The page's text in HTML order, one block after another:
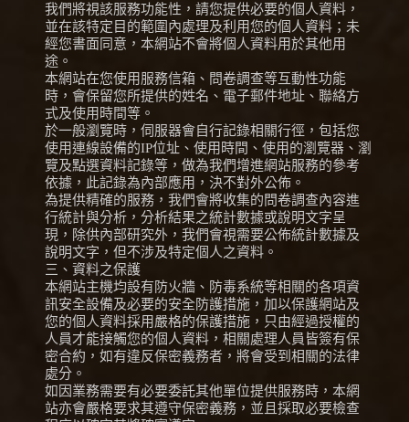
我們將視該服務功能性，請您提供必要的個人資料，
並在該特定目的範圍內處理及利用您的個人資料；未
經您書面同意，本網站不會將個人資料用於其他用
途。
本網站在您使用服務信箱、問卷調查等互動性功能
時，會保留您所提供的姓名、電子郵件地址、聯絡方
式及使用時間等。
於一般瀏覽時，伺服器會自行記錄相關行徑，包括您
使用連線設備的IP位址、使用時間、使用的瀏覽器、瀏
覽及點選資料記錄等，做為我們增進網站服務的參考
依據，此記錄為內部應用，決不對外公佈。
為提供精確的服務，我們會將收集的問卷調查內容進
行統計與分析，分析結果之統計數據或說明文字呈
現，除供內部研究外，我們會視需要公佈統計數據及
說明文字，但不涉及特定個人之資料。
三、資料之保護
本網站主機均設有防火牆、防毒系統等相關的各項資
訊安全設備及必要的安全防護措施，加以保護網站及
您的個人資料採用嚴格的保護措施，只由經過授權的
人員才能接觸您的個人資料，相關處理人員皆簽有保
密合約，如有違反保密義務者，將會受到相關的法律
處分。
如因業務需要有必要委託其他單位提供服務時，本網
站亦會嚴格要求其遵守保密義務，並且採取必要檢查